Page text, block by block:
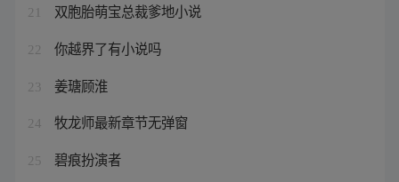
21 双胞胎萌宝总裁爹地小说
22 你越界了有小说吗
23 姜瑭顾淮
24 牧龙师最新章节无弹窗
25 碧痕扮演者